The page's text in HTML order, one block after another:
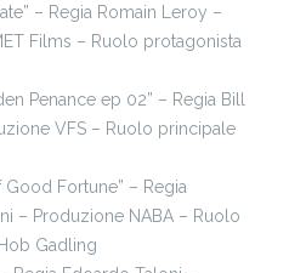
– Regia Romain Leroy –
Films – Ruolo protagonista
Penance ep 02” – Regia Bill
VFS – Ruolo principale
Good Fortune” – Regia
– Produzione NABA – Ruolo
Gadling